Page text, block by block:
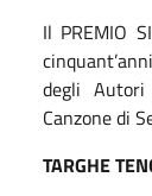
Il PREMIO
degli
Canzone di
TARGHE